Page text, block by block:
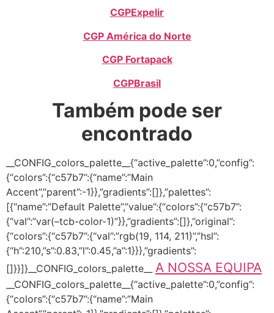
CGPExpelir
CGP América do Norte
CGP Fortapack
CGPBrasil
Também pode ser
encontrado
__CONFIG_colors_palette__{“active_palette”:0,”config”:
{“colors”:{“c57b7”:{“name”:”Main
Accent”,”parent”:-1}},”gradients”:[]},”palettes”:
[{“name”:”Default Palette”,”value”:{“colors”:{“c57b7”:
{“val”:”var(–tcb-color-1)”}},”gradients”:[]},”original”:
{“colors”:{“c57b7”:{“val”:”rgb(19, 114, 211)”,”hsl”:
{“h”:210,”s”:0.83,”l”:0.45,”a”:1}}},”gradients”:
[]}}]}__CONFIG_colors_palette__ A NOSSA EQUIPA
__CONFIG_colors_palette__{“active_palette”:0,”config”:
{“colors”:{“c57b7”:{“name”:”Main